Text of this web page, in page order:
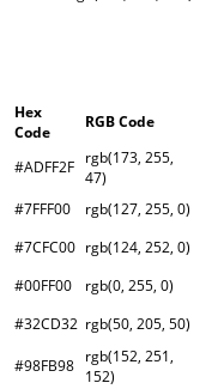
Hex
Code
RGB Code
#ADFF2F rgb(173, 255,
47)
#7FFF00
rgb(127, 255, 0)
#7CFC00 rgb(124, 252, 0)
#00FF00
rgb(0, 255, 0)
#32CD32 rgb(50, 205, 50)
#98FB98 rgb(152, 251,
152)